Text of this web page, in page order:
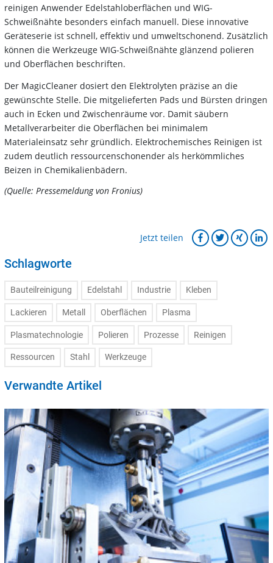
reinigen Anwender Edelstahloberflächen und WIG-
Schweißnähte besonders einfach manuell. Diese innovative
Geräteserie ist schnell, effektiv und umweltschonend. Zusätzlich
können die Werkzeuge WIG-Schweißnähte glänzend polieren
und Oberflächen beschriften.
Der MagicCleaner dosiert den Elektrolyten präzise an die
gewünschte Stelle. Die mitgelieferten Pads und Bürsten dringen
auch in Ecken und Zwischenräume vor. Damit säubern
Metallverarbeiter die Oberflächen bei minimalem
Materialeinsatz sehr gründlich. Elektrochemisches Reinigen ist
zudem deutlich ressourcenschonender als herkömmliches
Beizen in Chemikalienbädern.
(Quelle: Pressemeldung von Fronius)
Jetzt teilen
Schlagworte
Bauteilreinigung Edelstahl Industrie Kleben
Lackieren Metall Oberflächen Plasma
Plasmatechnologie Polieren Prozesse Reinigen
Ressourcen Stahl Werkzeuge
Verwandte Artikel